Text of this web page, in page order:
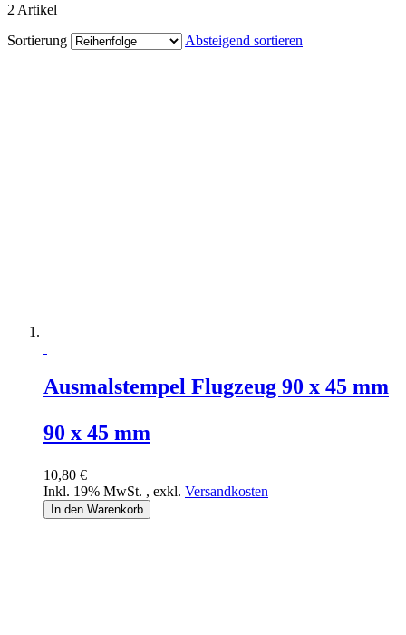
2 Artikel
Sortierung
Absteigend sortieren
Ausmalstempel Flugzeug 90 x 45 mm
90 x 45 mm
10,80 €
Inkl. 19% MwSt. , exkl. Versandkosten
In den Warenkorb